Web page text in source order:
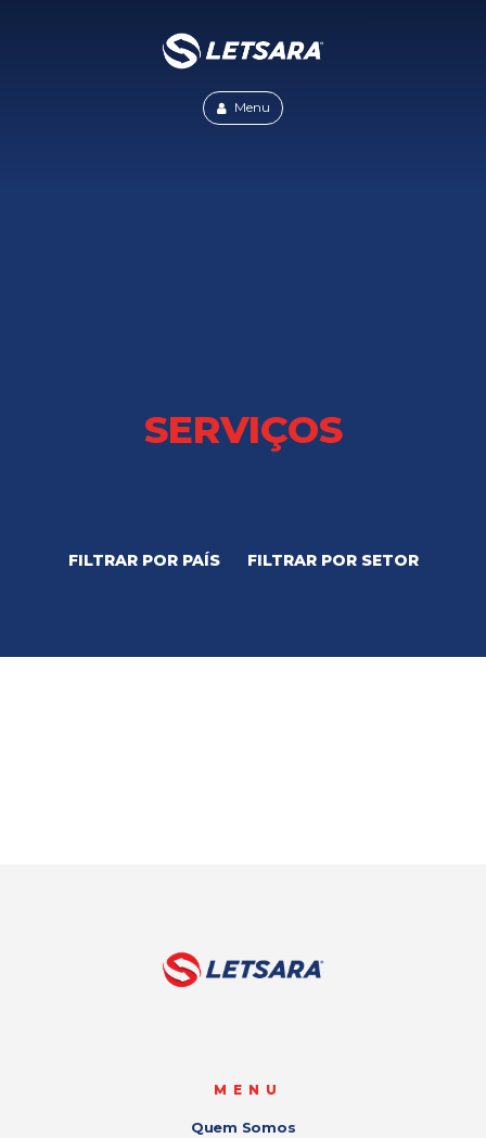
Menu
SERVIÇOS
FILTRAR POR PAÍS FILTRAR POR SETOR
MENU
Quem Somos